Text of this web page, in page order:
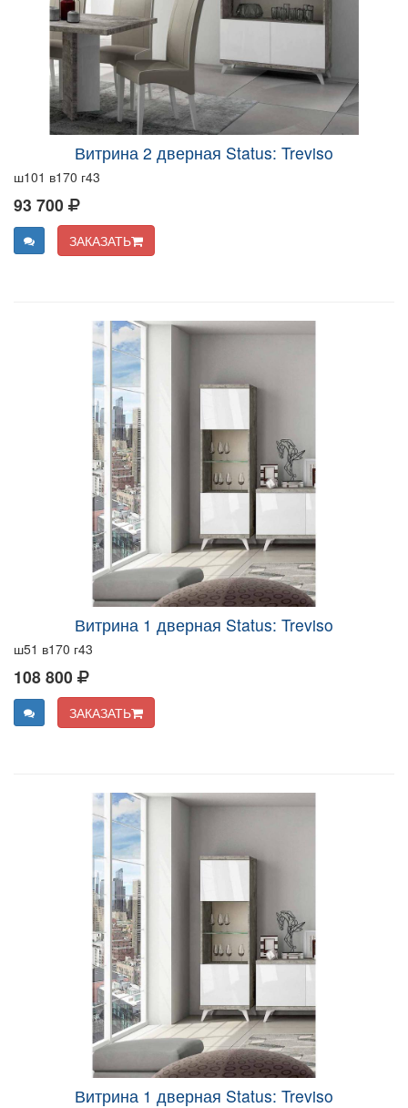
Витрина 2 дверная Status: Treviso
ш101 в170 г43
93 700
ЗАКАЗАТЬ
Витрина 1 дверная Status: Treviso
ш51 в170 г43
108 800
ЗАКАЗАТЬ
Витрина 1 дверная Status: Treviso